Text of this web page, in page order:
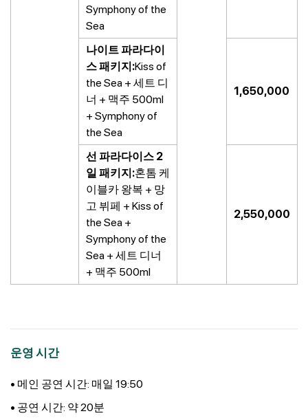
Symphony of the
Sea
나이트 파라다이
스 패키지:Kiss of
the Sea + 세트 디
너 + 맥주 500ml
+ Symphony of
the Sea
1,650,000
선 파라다이스 2
일 패키지:혼톰 케
이블카 왕복 + 망
고 뷔페 + Kiss of
the Sea +
Symphony of the
Sea + 세트 디너
+ 맥주 500ml
2,550,000
운영 시간
• 메인 공연 시간: 매일 19:50
• 공연 시간: 약 20분